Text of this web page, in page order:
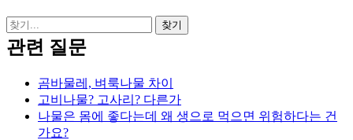
관련 질문
곰바물레, 벼룩나물 차이
고비나물? 고사리? 다른가
나물은 몸에 좋다는데 왜 생으로 먹으면 위험하다는 건
가요?